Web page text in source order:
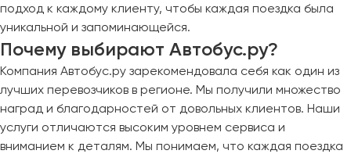
подход к каждому клиенту, чтобы каждая поездка была
уникальной и запоминающейся.
Почему выбирают Автобус.ру?
Компания Автобус.ру зарекомендовала себя как один из
лучших перевозчиков в регионе. Мы получили множество
наград и благодарностей от довольных клиентов. Наши
услуги отличаются высоким уровнем сервиса и
вниманием к деталям. Мы понимаем, что каждая поездка